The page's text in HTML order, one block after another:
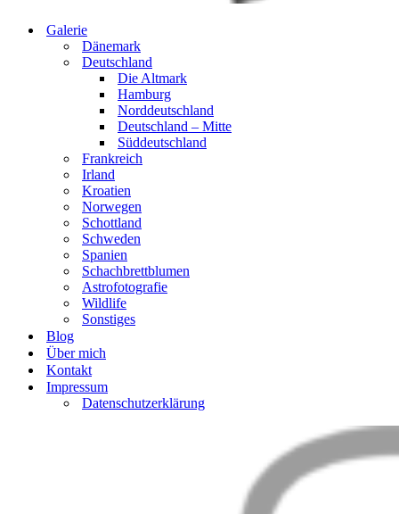
Galerie
Dänemark
Deutschland
Die Altmark
Hamburg
Norddeutschland
Deutschland – Mitte
Süddeutschland
Frankreich
Irland
Kroatien
Norwegen
Schottland
Schweden
Spanien
Schachbrettblumen
Astrofotografie
Wildlife
Sonstiges
Blog
Über mich
Kontakt
Impressum
Datenschutzerklärung